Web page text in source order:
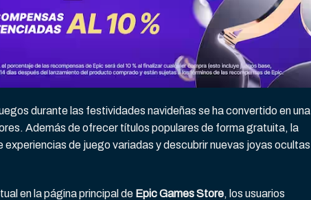
durante las festividades navideñas se ha convertido en una
Además de ofrecer títulos populares de forma gratuita, la
de juego variadas y descubrir nuevas joyas ocultas
en la página principal de Epic Games Store, los usuarios